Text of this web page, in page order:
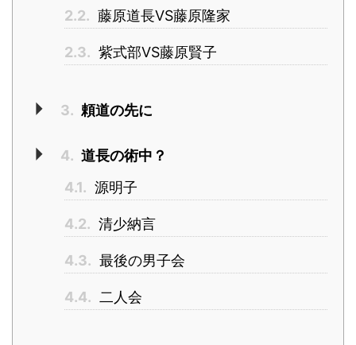
2.2. 藤原道長VS藤原隆家
2.3. 紫式部VS藤原賢子
3. 頼道の先に
4. 道長の術中？
4.1. 源明子
4.2. 清少納言
4.3. 最後の男子会
4.4. 二人会